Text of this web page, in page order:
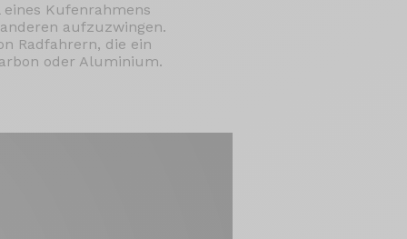
Kufenrahmens
aufzuzwingen.
Radfahrern, die ein
oder Aluminium.